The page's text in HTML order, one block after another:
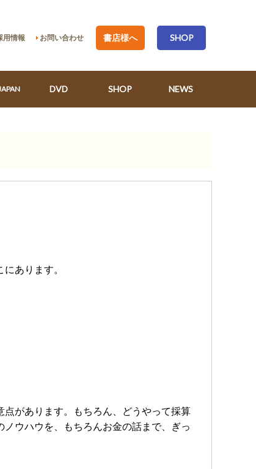
用情報 お問い合わせ 書店様へ SHOP
DVD SHOP NEWS
あります。
があります。もちろん、どうやって採算
ウハウを、もちろんお金の話まで、ぎっ